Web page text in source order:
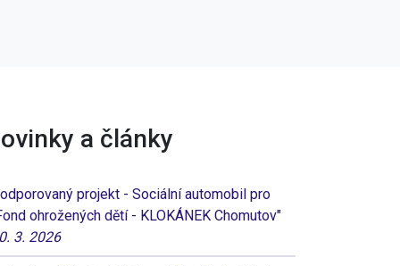
a články
projekt - Sociální automobil pro
ohrožených dětí - KLOKÁNEK Chomutov"
3. 2026